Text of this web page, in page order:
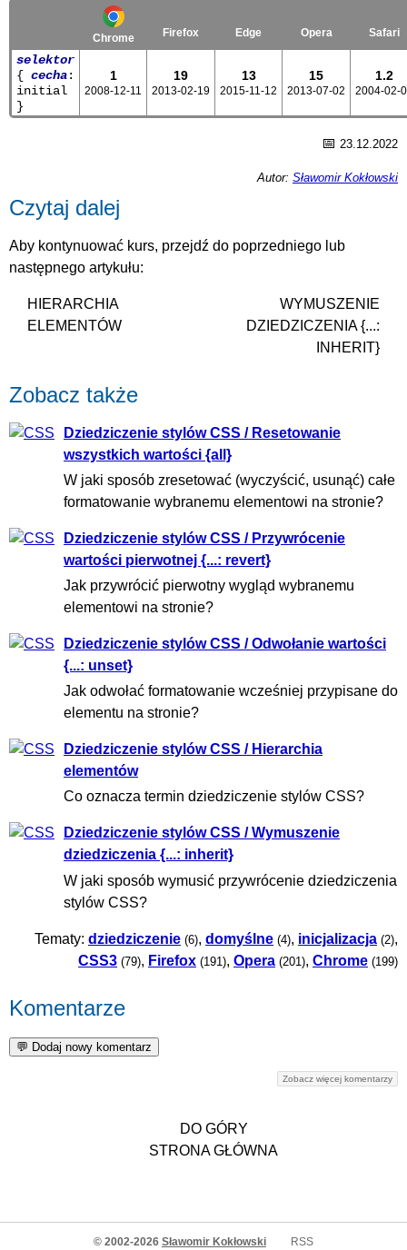
Chrome Firefox Edge Opera Safari
selektor
{ cecha:
initial
}
1
2008-12-11
19
2013-02-19
13
2015-11-12
15
2013-07-02
1.2
2004-02-
📅 23.12.2022
Autor: Sławomir Kokłowski
Czytaj dalej
Aby kontynuować kurs, przejdź do poprzedniego lub
następnego artykułu:
HIERARCHIA
ELEMENTÓW
WYMUSZENIE
DZIEDZICZENIA {...:
INHERIT}
Zobacz także
Dziedziczenie stylów CSS / Resetowanie
wszystkich wartości {all}
W jaki sposób zresetować (wyczyścić, usunąć) całe
formatowanie wybranemu elementowi na stronie?
Dziedziczenie stylów CSS / Przywrócenie
wartości pierwotnej {...: revert}
Jak przywrócić pierwotny wygląd wybranemu
elementowi na stronie?
Dziedziczenie stylów CSS / Odwołanie wartości
{...: unset}
Jak odwołać formatowanie wcześniej przypisane do
elementu na stronie?
Dziedziczenie stylów CSS / Hierarchia
elementów
Co oznacza termin dziedziczenie stylów CSS?
Dziedziczenie stylów CSS / Wymuszenie
dziedziczenia {...: inherit}
W jaki sposób wymusić przywrócenie dziedziczenia
stylów CSS?
Tematy: dziedziczenie (6), domyślne (4), inicjalizacja (2),
CSS3 (79), Firefox (191), Opera (201), Chrome (199)
Komentarze
Zobacz więcej komentarzy
DO GÓRY
STRONA GŁÓWNA
© 2002-2026 Sławomir Kokłowski RSS